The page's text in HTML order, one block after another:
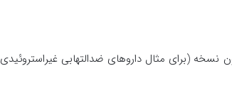
(برای مثال داروهای ضدالتهابی غیراستروئیدی